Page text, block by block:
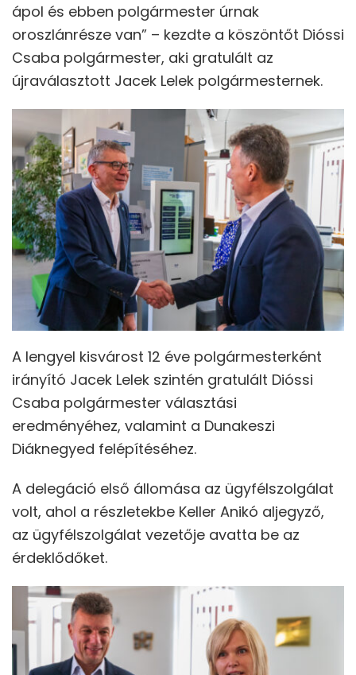
ápol és ebben polgármester úrnak
oroszlánrésze van” – kezdte a köszöntőt Dióssi
Csaba polgármester, aki gratulált az
újraválasztott Jacek Lelek polgármesternek.
A lengyel kisvárost 12 éve polgármesterként
irányító Jacek Lelek szintén gratulált Dióssi
Csaba polgármester választási
eredményéhez, valamint a Dunakeszi
Diáknegyed felépítéséhez.
A delegáció első állomása az ügyfélszolgálat
volt, ahol a részletekbe Keller Anikó aljegyző,
az ügyfélszolgálat vezetője avatta be az
érdeklődőket.